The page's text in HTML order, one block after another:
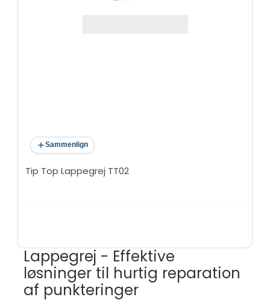
Sammenlign
Tip Top Lappegrej TT02
Lappegrej - Effektive
løsninger til hurtig reparation
af punkteringer